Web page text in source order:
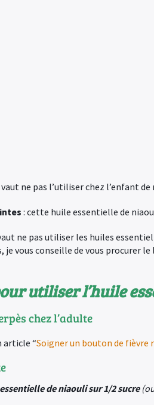
ne pas l’utiliser chez l’enfant de
: cette huile essentielle de
ne pas utiliser les huiles
je vous conseille de vous procurer
utiliser l’huile
chez l’adulte
article “Soigner un bouton de fièvre
de niaouli sur 1/2 sucre